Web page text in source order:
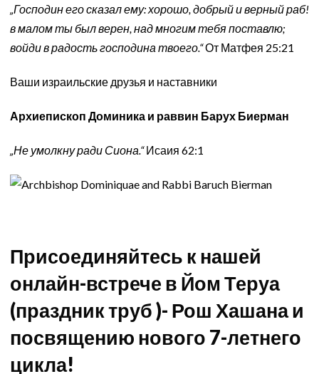
„Господин его сказал ему: хорошо, добрый и верный раб!
в малом ты был верен, над многим тебя поставлю;
войди в радость господина твоего.“От Матфея 25:21
Ваши израильские друзья и наставники
Архиепископ Доминика и раввин Барух Биерман
„Не умолкну ради Сиона.“Исаия 62:1
Присоединяйтесь к нашей
онлайн-встрече в Йом Теруа
(праздник труб )- Рош Хашана и
посвящению нового 7-летнего
цикла!